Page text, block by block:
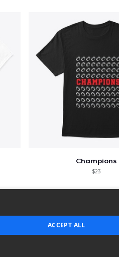
Champions
$23
ACCEPT ALL